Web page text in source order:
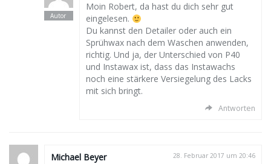
Moin Robert, da hast du dich sehr gut
eingelesen.
Du kannst den Detailer oder auch ein
Sprühwax nach dem Waschen anwenden,
richtig. Und ja, der Unterschied von P40
und Instawax ist, dass das Instawachs
noch eine stärkere Versiegelung des Lacks
mit sich bringt.
Antworten
Michael Beyer 28. Februar 2017 um 20:46